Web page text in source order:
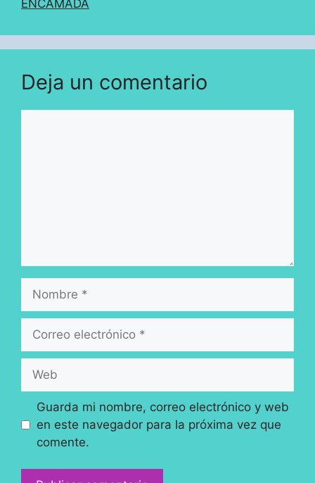
ENCAMADA
Deja un comentario
electrónico
Guarda mi nombre, correo electrónico y web
en este navegador para la próxima vez que
comente.